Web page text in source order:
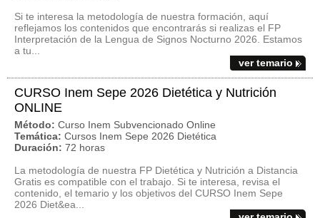
Si te interesa la metodología de nuestra formación, aquí
reflejamos los contenidos que encontrarás si realizas el FP
Interpretación de la Lengua de Signos Nocturno 2026. Estamos
a tu...
ver temario
CURSO Inem Sepe 2026 Dietética y Nutrición
ONLINE
Método: Curso Inem Subvencionado Online
Temática: Cursos Inem Sepe 2026 Dietética
Duración: 72 horas
La metodología de nuestra FP Dietética y Nutrición a Distancia
Gratis es compatible con el trabajo. Si te interesa, revisa el
contenido, el temario y los objetivos del CURSO Inem Sepe
2026 Diet&ea...